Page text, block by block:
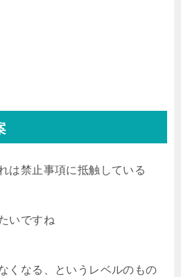
は禁止事項に抵触している
いですね
くなる、というレベルのもの